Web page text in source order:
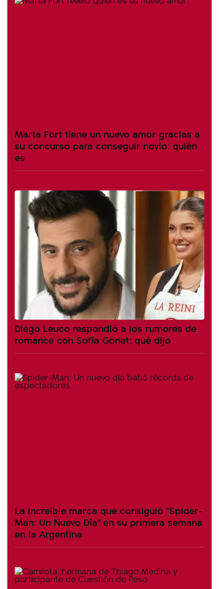
Marta Fort tiene un nuevo amor gracias a
su concurso para conseguir novio: quién
es
Diego Leuco respondió a los rumores de
romance con Sofía Gonet: qué dijo
La increíble marca que consiguió "Spider-
Man: Un Nuevo Día" en su primera semana
en la Argentina